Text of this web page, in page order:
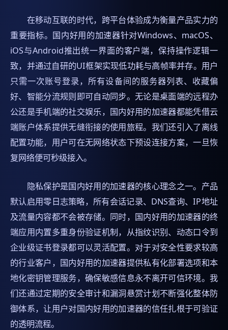
在移动互联的时代，跨平台体验成为衡量产品实力的
重要指标。国内好用的加速器针对Windows、macOS、
iOS与Android推出统一界面的客户端，保持操作逻辑一
致，并通过自研的UI框架实现低功耗与高帧率并存。用户
只需一次账号登录，所有设备间的服务器列表、收藏偏
好、智能分流规则即可自动同步。无论是桌面端的远程办
公还是手机端的社交娱乐，国内好用的加速器都能凭借云
端账户体系提供无缝衔接的使用旅程。我们还引入了离线
配置功能，用户可在无网络状态下预设连接方案，一旦恢
复网络便可秒级接入。
隐私保护是国内好用的加速器的核心理念之一。产品
默认启用零日志策略，所有会话记录、DNS查询、IP地址
及流量内容都不会被存储。同时，国内好用的加速器的终
端应用内置多重身份验证机制，从指纹识别、动态口令到
企业级证书登录都可以灵活配置。对于对安全性要求较高
的行业客户，国内好用的加速器提供私有化部署选项和本
地化密钥管理服务，确保敏感信息永不离开可信环境。我
们还通过定期的安全审计和漏洞悬赏计划不断强化整体防
御体系，让用户对国内好用的加速器的信任扎根于可验证
的透明流程。